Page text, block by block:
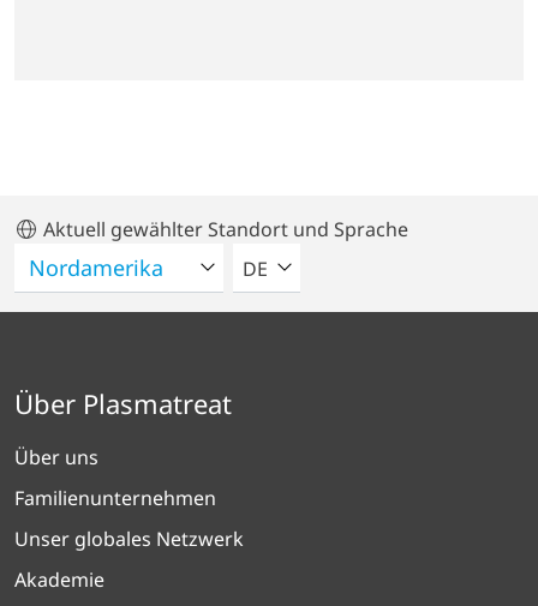
Aktuell gewählter Standort und Sprache
BITTE WÄHLEN SIE EINE
DE
Über Plasmatreat
Über uns
Familienunternehmen
Unser globales Netzwerk
Akademie